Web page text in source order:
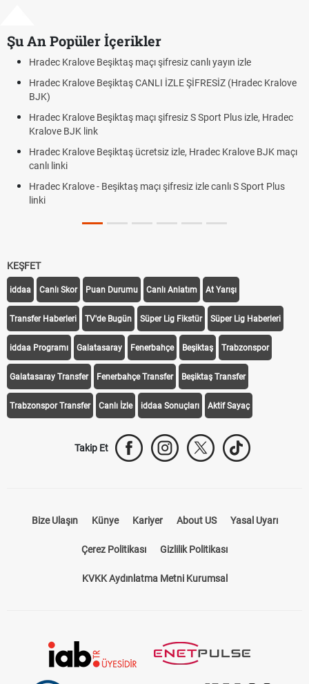
Şu An Popüler İçerikler
izle
(Hradec Kralove
Plus izle, Hradec
Kralove BJK maçı
S Sport Plus
Hradec Kralove - Beşiktaş maçı şifresiz izle
Hradec Kralove Beşiktaş maçı şifresiz tv100
Trivela Nedir? Trivela Vuruşu Nasıl Yapılır?
Plonjon Nedir? Kalecilikte Plonjon Hareketi Nasıl
KEŞFET
iddaa Canlı Skor Puan Durumu Canlı Anlatım At Yarışı
Transfer Haberleri TV'de Bugün Süper Lig Fikstür Süper Lig Haberleri
iddaa Programı Galatasaray Fenerbahçe Beşiktaş Trabzonspor
Galatasaray Transfer Fenerbahçe Transfer Beşiktaş Transfer
Trabzonspor Transfer Canlı İzle iddaa Sonuçları Aktif Sayaç
Takip Et
Bize Ulaşın Künye Kariyer About US Yasal Uyarı
Çerez Politikası Gizlilik Politikası
KVKK Aydınlatma Metni Kurumsal